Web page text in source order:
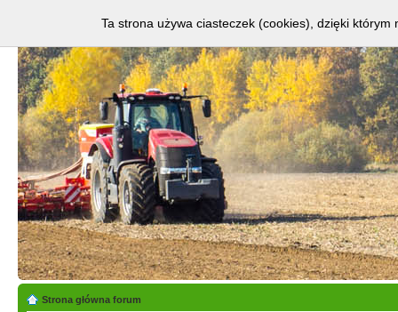
Strona główna forum
Ta strona używa ciasteczek (cookies), dzięki którym